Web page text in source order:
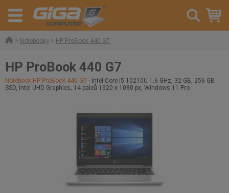
» Notebooky » HP ProBook 440 G7
HP ProBook 440 G7
Notebook HP ProBook 440 G7 - Intel Core i5 10210U 1.6 GHz, 32 GB, 256 GB
SSD, Intel UHD Graphics, 14 palců 1920 x 1080 px, Windows 11 Pro